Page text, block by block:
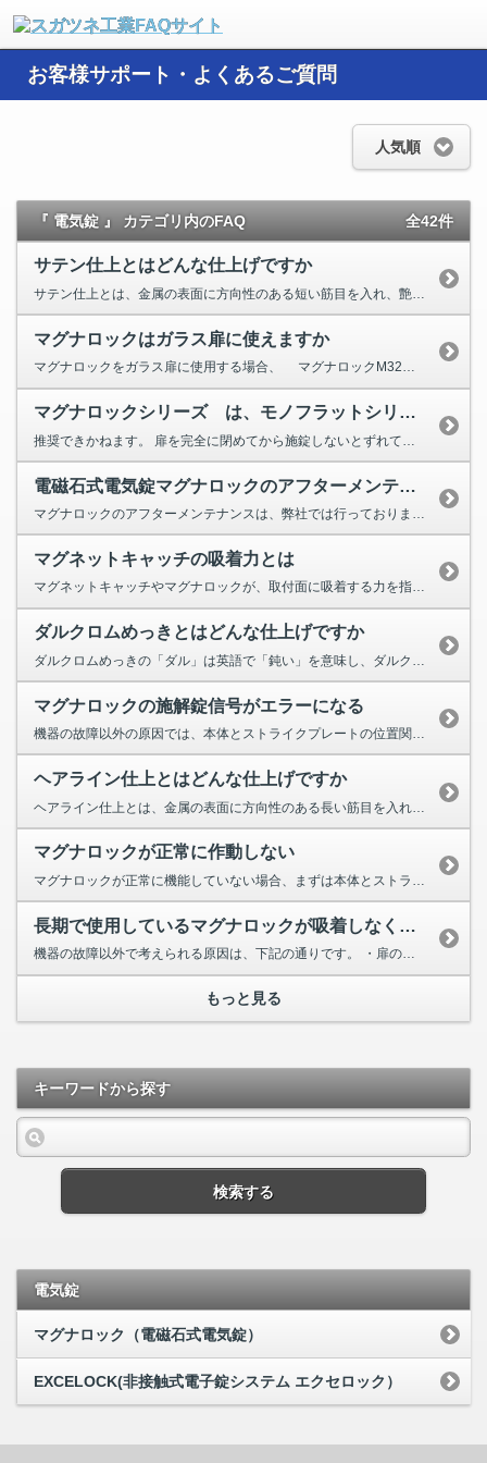
お客様サポート・よくあるご質問
人気順
『 電気錠 』 カテゴリ内のFAQ 全42件
サテン仕上とはどんな仕上げですか
サテン仕上とは、金属の表面に方向性のある短い筋目を入れ、艶消し面にする仕上げです。 絹（サテン）の布地に質感が似...
マグナロックはガラス扉に使えますか
マグナロックをガラス扉に使用する場合、 マグナロックM32型（M32-M、BM、FM、FBM）のストライク...
マグナロックシリーズ は、モノフラットシリーズの引戸と組み合わせて使用できますか
電磁石式電気錠マグナロックのアフターメンテナンスをしてほしい
マグナロックのアフターメンテナンスは、弊社では行っておりません。 メンテナンスのご要望は、お客様のマグナロック...
マグネットキャッチの吸着力とは
マグネットキャッチやマグナロックが、取付面に吸着する力を指します。 例えば、カタログに吸着力が「3kgf」...
ダルクロムめっきとはどんな仕上げですか
ダルクロムめっきの「ダル」は英語で「鈍い」を意味し、ダルクロムめっきは光沢の無い仕上げです。 鏡面のような光沢の...
マグナロックの施解錠信号がエラーになる
機器の故障以外の原因では、本体とストライクプレートの位置関係が大きくズレた場合や、吸着面の一部がわずかに浮き上がっ...
ヘアライン仕上とはどんな仕上げですか
マグナロックが正常に作動しない
マグナロックが正常に機能していない場合、まずは本体とストライクプレートの吸着を確認してください。 本体とスト...
長期で使用しているマグナロックが吸着しなくなった
機器の故障以外で考えられる原因は、下記の通りです。 ・扉の垂れ下がりにより、ストライクプレートと本体...
もっと見る
キーワードから探す
検索する
電気錠
マグナロック（電磁石式電気錠）
EXCELOCK(非接触式電子錠システム エクセロック）